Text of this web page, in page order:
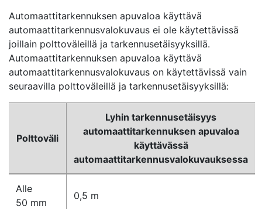
Automaattitarkennuksen apuvaloa käyttävä
automaattitarkennusvalokuvaus ei ole käytettävissä
joillain polttoväleillä ja tarkennusetäisyyksillä.
Automaattitarkennuksen apuvaloa käyttävä
automaattitarkennusvalokuvaus on käytettävissä vain
seuraavilla polttoväleillä ja tarkennusetäisyyksillä:
Polttoväli
Lyhin tarkennusetäisyys
automaattitarkennuksen apuvaloa
käyttävässä
automaattitarkennusvalokuvauksessa
Alle
50 mm
0,5 m